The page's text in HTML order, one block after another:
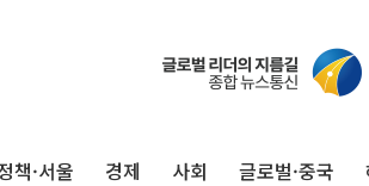
책·서울 경제 사회 글로벌·중국